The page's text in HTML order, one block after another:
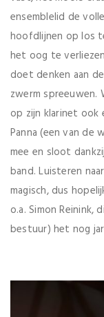
ensemblelid de
hoofdlijnen op los
het oog te
doet denken aan
zwerm
op zijn klarinet ook
Panna (een van de
mee en sloot
band. Luisteren
magisch, dus
o.a. Simon
bestuur) het nog